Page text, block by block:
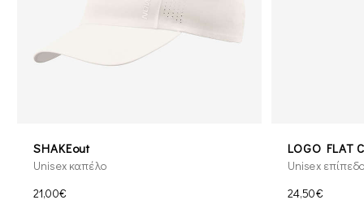
SHAKEout
Unisex καπέλο
21,00€
LOGO FLAT
Unisex
24,50€